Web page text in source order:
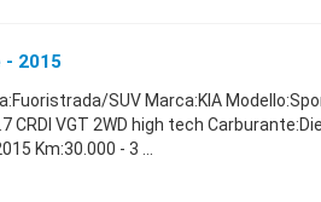
- 2015
SUV Marca:KIA
CRDI VGT 2WD high tech
Km:30.000 - 3 ...